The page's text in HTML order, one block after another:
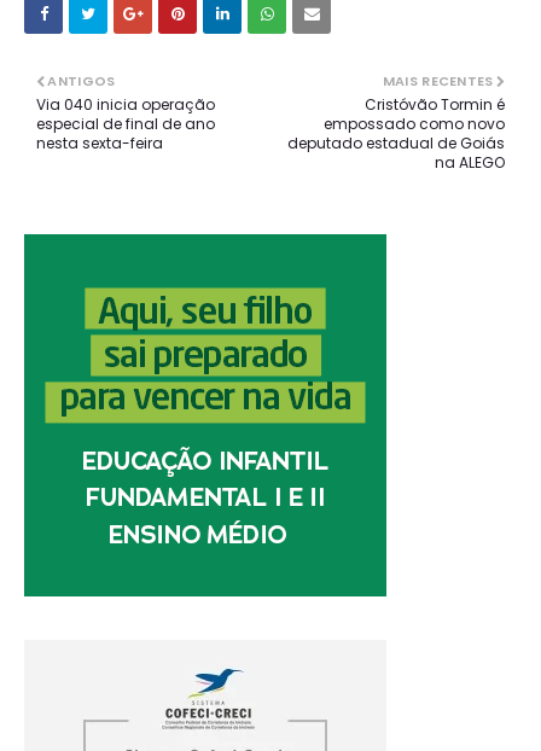
MAIS RECENTES
Cristóvão Tormin é
empossado como novo
deputado estadual de Goiás
na ALEGO
ANTIGOS
Via 040 inicia operação
especial de final de ano
nesta sexta-feira